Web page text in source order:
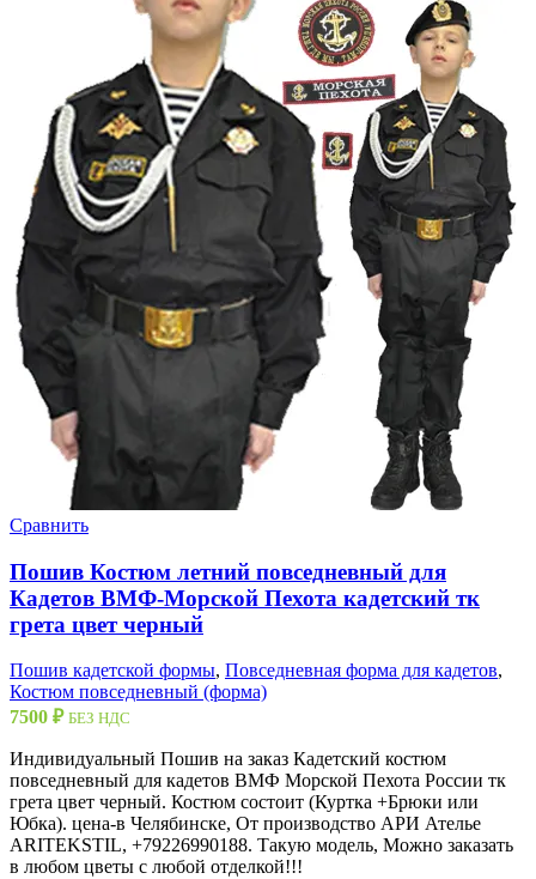
Сравнить
Пошив Костюм летний повседневный для
Кадетов ВМФ-Морской Пехота кадетский тк
грета цвет черный
Пошив кадетской формы, Повседневная форма для кадетов,
Костюм повседневный (форма)
7500 ₽ БЕЗ НДС
Индивидуальный Пошив на заказ Кадетский костюм
повседневный для кадетов ВМФ Морской Пехота России тк
грета цвет черный. Костюм состоит (Куртка +Брюки или
Юбка). цена-в Челябинске, От производство АРИ Ателье
ARITEKSTIL, +79226990188. Такую модель, Mожно заказать
в любом цветы с любой отделкой!!!